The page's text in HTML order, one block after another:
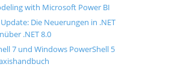
with Microsoft Power BI
Update: Die Neuerungen in .NET
.NET 8.0
7 und Windows PowerShell 5